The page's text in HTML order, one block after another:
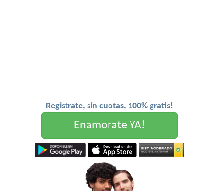
Registrate, sin cuotas, 100% gratis!
Enamorate YA!